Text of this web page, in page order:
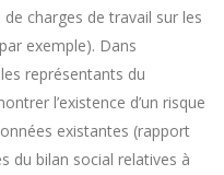
charges de travail sur les
exemple). Dans
représentants du
l’existence d’un risque
existantes (rapport
du bilan social relatives à